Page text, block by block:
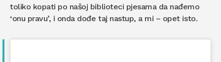
toliko kopati po našoj biblioteci pjesama da nađemo
‘onu pravu’, i onda dođe taj nastup, a mi – opet isto.